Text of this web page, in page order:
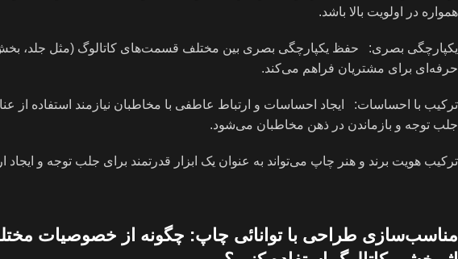
همواره در اولویت بالا باشد.
یکپارچگی بصری: حفظ یکپارچگی بصری بین مختلف قسمت‌های کاتالوگ (مثل جلد،
حرفه‌ای برای مشتریان فراهم می‌کند.
ترکیب با احساسات: ایجاد احساسات و ارتباط عاطفی با مخاطبان نیازمند استفاده
جلب توجه و بازماندن در ذهن مخاطبان می‌شود.
ترکیب هویت برند و هنر چاپ می‌تواند به عنوان یک ابزار قدرتمند برای جلب توجه و ایجاد
مناسب‌سازی طراحی با توانائی چاپ: چگونه از خصوصیات